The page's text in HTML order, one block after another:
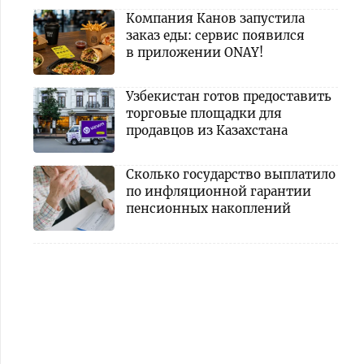
Компания Канов запустила
заказ еды: сервис появился
в приложении ONAY!
Узбекистан готов предоставить
торговые площадки для
продавцов из Казахстана
Сколько государство выплатило
по инфляционной гарантии
пенсионных накоплений